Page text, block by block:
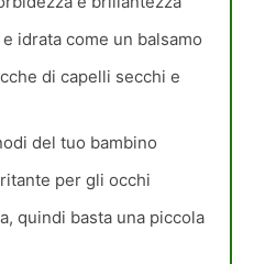
idrata come un balsamo
di capelli secchi e
del tuo bambino
per gli occhi
quindi basta una piccola